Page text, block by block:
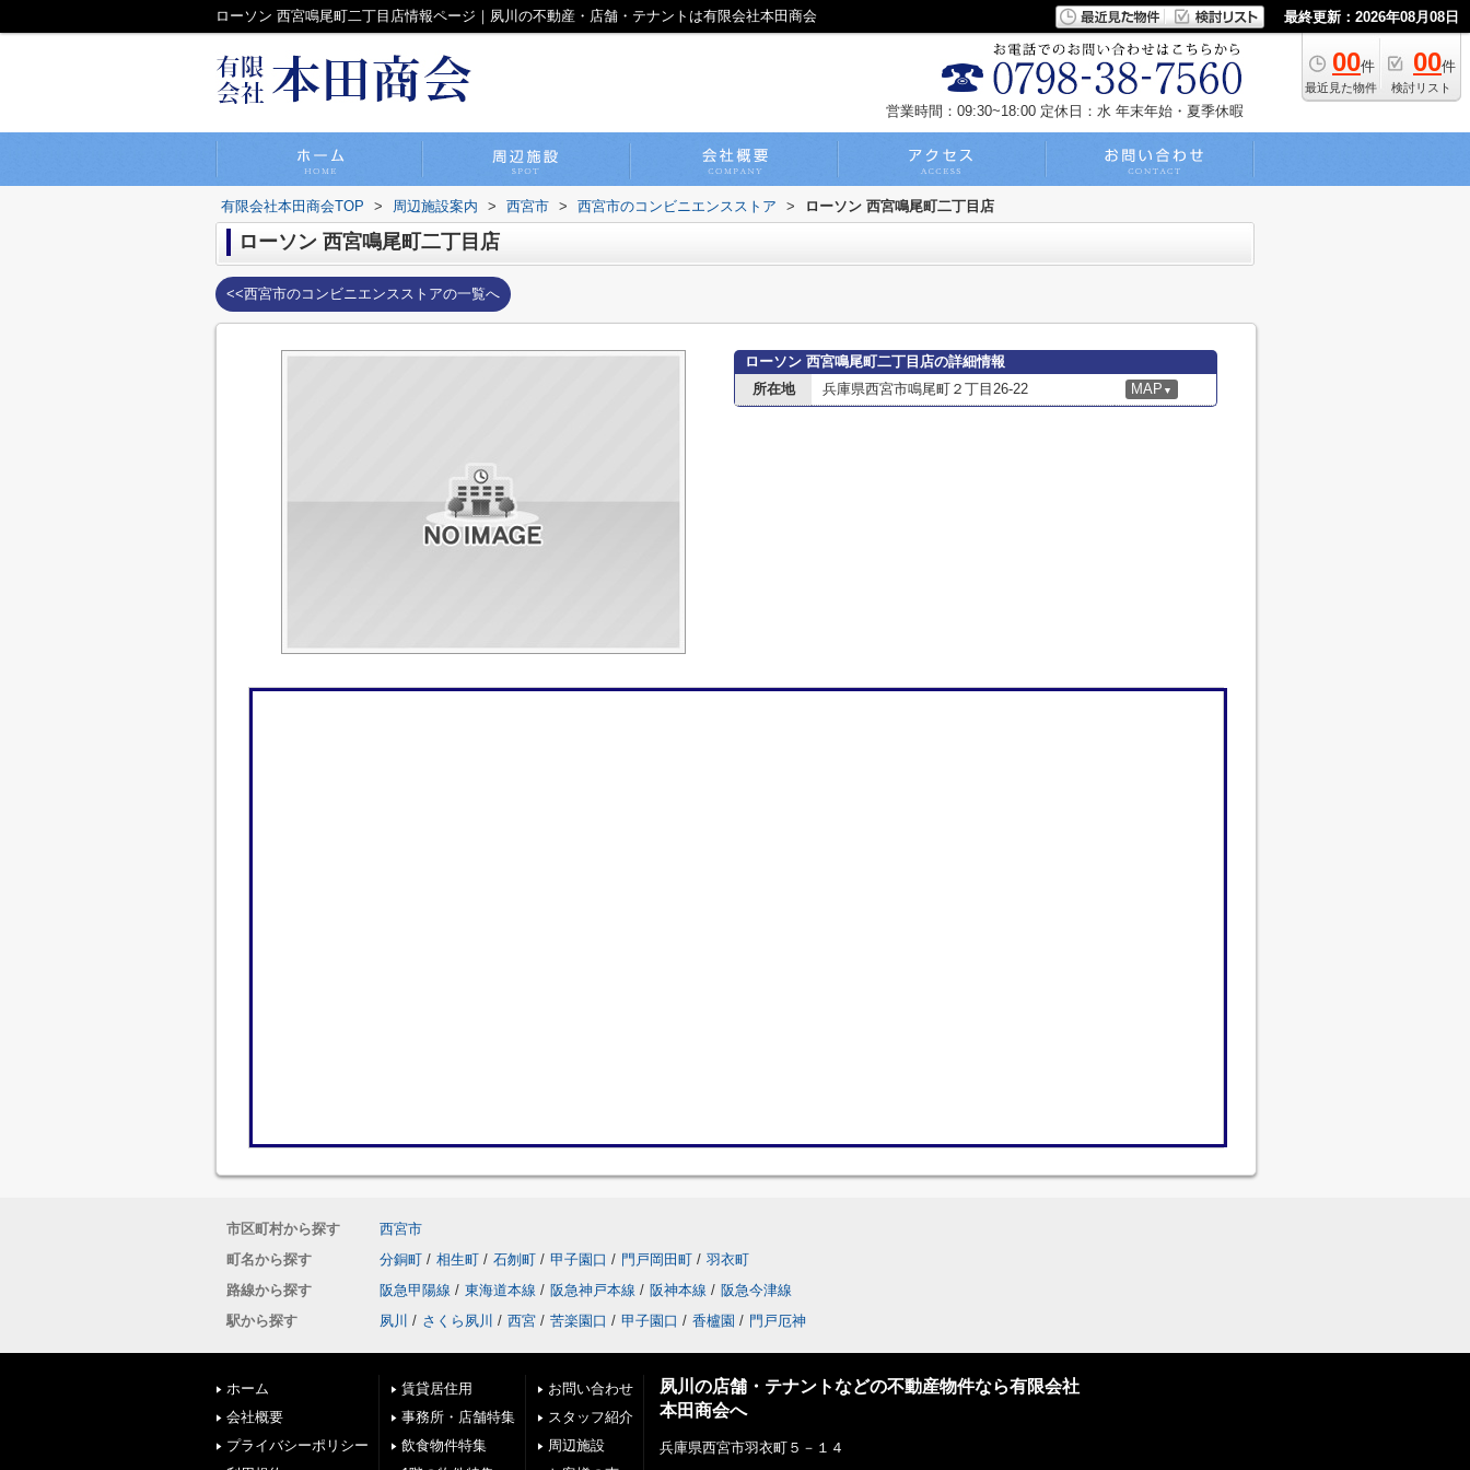
ローソン 西宮鳴尾町二丁目店情報ページ｜夙川の不動産・店舗・テナントは有限会社本田商会 最終更新：2026年08月08日
00件
最近見た物件
00件
検討リスト
営業時間：09:30~18:00 定休日：水 年末年始・夏季休暇
有限会社本田商会TOP > 周辺施設案内 > 西宮市 > 西宮市のコンビニエンスストア > ローソン 西宮鳴尾町二丁目店
ローソン 西宮鳴尾町二丁目店
<<西宮市のコンビニエンスストアの一覧へ
ローソン 西宮鳴尾町二丁目店の詳細情報
所在地
兵庫県西宮市鳴尾町２丁目26-22 MAP ▼
市区町村から探す
西宮市
町名から探す
分銅町 / 相生町 / 石刎町 / 甲子園口 / 門戸岡田町 / 羽衣町
路線から探す
阪急甲陽線 / 東海道本線 / 阪急神戸本線 / 阪神本線 / 阪急今津線
駅から探す
夙川 / さくら夙川 / 西宮 / 苦楽園口 / 甲子園口 / 香櫨園 / 門戸厄神
ホーム
会社概要
プライバシーポリシー
賃貸居住用
事務所・店舗特集
飲食物件特集
お問い合わせ
スタッフ紹介
周辺施設
夙川の店舗・テナントなどの不動産物件なら有限会社
本田商会へ
兵庫県西宮市羽衣町５－１４